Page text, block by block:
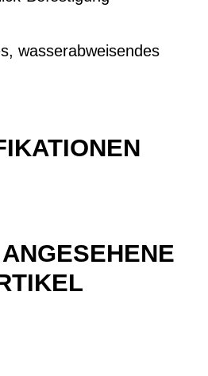
wasserabweisendes